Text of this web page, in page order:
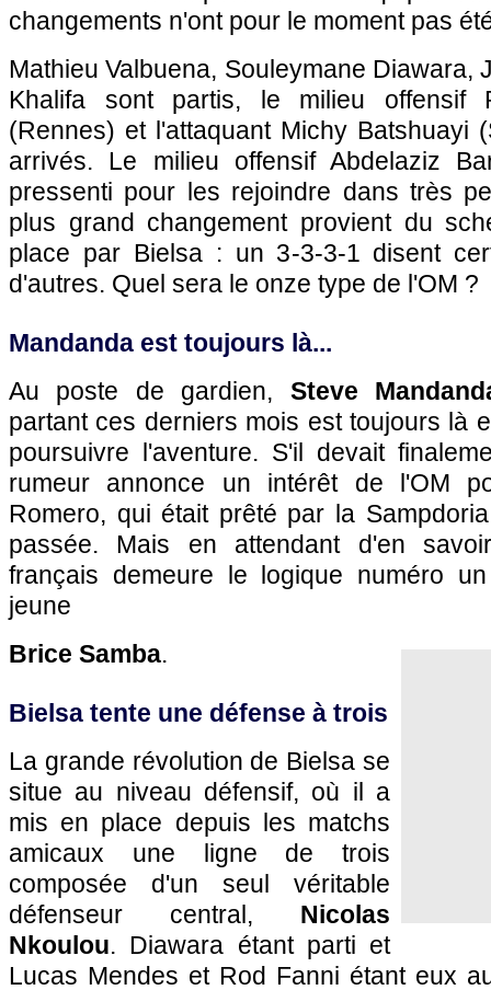
changements n'ont pour le moment pas
Mathieu Valbuena, Souleymane Diawara,
Khalifa sont partis, le milieu offensif
(Rennes) et l'attaquant Michy Batshuayi
arrivés. Le milieu offensif Abdelaziz
pressenti pour les rejoindre dans très
plus grand changement provient du
place par Bielsa : un 3-3-3-1 disent
d'autres. Quel sera le onze type de l'OM ?
Mandanda est toujours là...
Au poste de gardien, Steve
partant ces derniers mois est toujours là
poursuivre l'aventure. S'il devait
rumeur annonce un intérêt de l'OM
Romero, qui était prêté par la
passée. Mais en attendant d'en
français demeure le logique numéro
jeune
Brice Samba.
Bielsa tente une défense à trois
La grande révolution de Bielsa se
situe au niveau défensif, où il a
mis en place depuis les matchs
amicaux une ligne de trois
composée d'un seul véritable
défenseur central, Nicolas
Nkoulou. Diawara étant parti et
Lucas Mendes et Rod Fanni étant eux